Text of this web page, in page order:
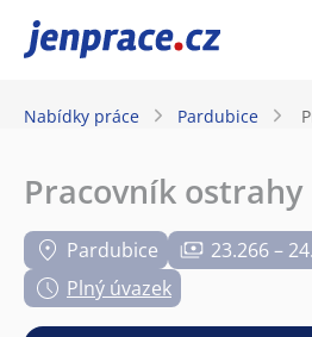
JenPráce.cz
Nabídky práce Pardubice
Pracovník ostrahy
Pardubice
23.266 –
Plný úvazek